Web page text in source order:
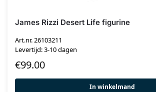
James Rizzi Desert Life figurine
Art.nr. 26103211
Levertijd: 3-10 dagen
€99.00
In winkelmand